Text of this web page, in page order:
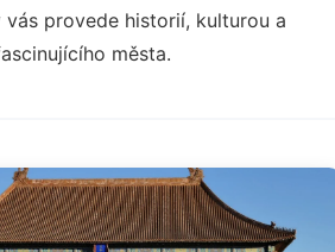
vás provede historií, kulturou a
města.